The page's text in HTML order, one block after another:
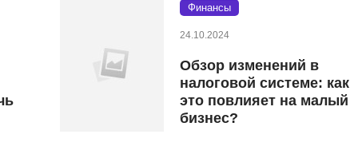
Финансы
24.10.2024
Обзор изменений в
налоговой системе: как
это повлияет на малый
бизнес?